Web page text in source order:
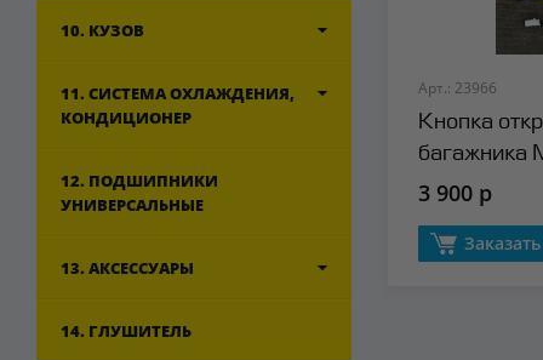
10. КУЗОВ
11. СИСТЕМА ОХЛАЖДЕНИЯ,
КОНДИЦИОНЕР
12. ПОДШИПНИКИ
УНИВЕРСАЛЬНЫЕ
13. АКСЕССУАРЫ
14. ГЛУШИТЕЛЬ
Арт.: 23966
Кнопка
багажника
3 900 р
Заказать